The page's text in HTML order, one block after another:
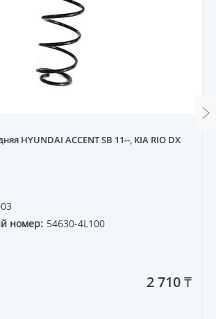
HYUNDAI ACCENT SB 11--, KIA RIO DX
номер: 54630-4L100
2 710 ₸